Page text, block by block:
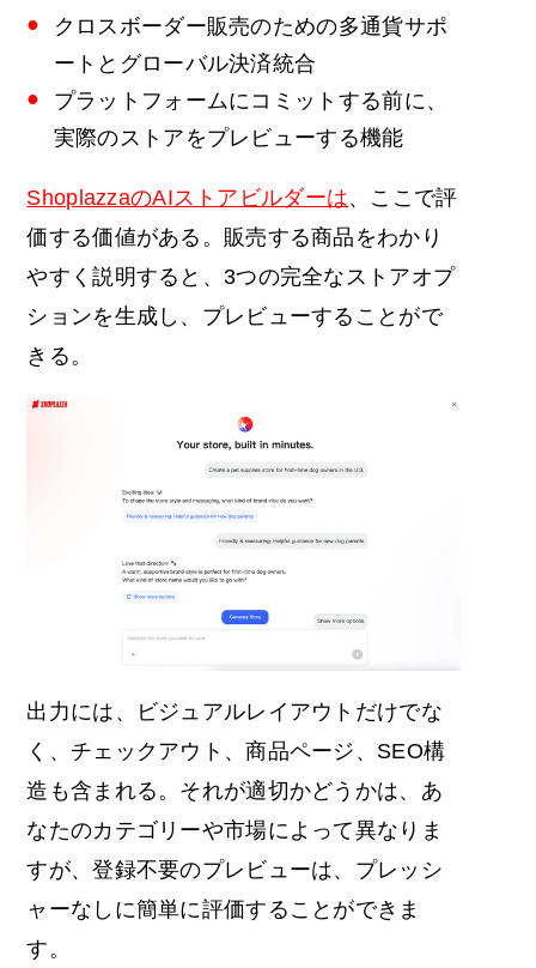
クロスボーダー販売のための多通貨サポ
ートとグローバル決済統合
プラットフォームにコミットする前に、
実際のストアをプレビューする機能
ShoplazzaのAIストアビルダーは、ここで評
価する価値がある。販売する商品をわかり
やすく説明すると、3つの完全なストアオプ
ションを生成し、プレビューすることがで
きる。
出力には、ビジュアルレイアウトだけでな
く、チェックアウト、商品ページ、SEO構
造も含まれる。それが適切かどうかは、あ
なたのカテゴリーや市場によって異なりま
すが、登録不要のプレビューは、プレッシ
ャーなしに簡単に評価することができま
す。